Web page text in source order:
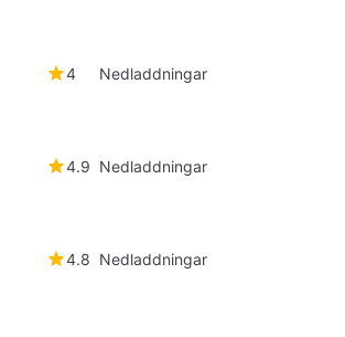
4 Nedladdningar
4.9 Nedladdningar
4.8 Nedladdningar